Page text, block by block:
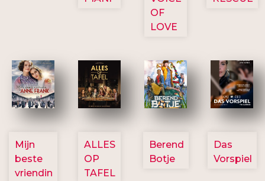
OF
LOVE
2757
Mijn
beste
vriendin
3154
ALLES
OP
TAFEL
2799
Berend
Botje
2777
Das
Vorspiel